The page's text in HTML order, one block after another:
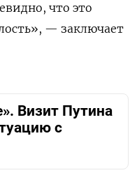
что это
— заключает
Визит Путина
с